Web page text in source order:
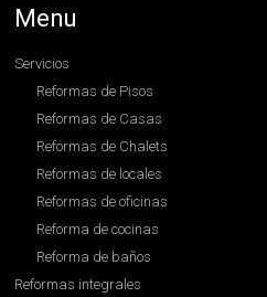
Menu
Servicios
Reformas de Pisos
Reformas de Casas
Reformas de Chalets
Reformas de locales
Reformas de oficinas
Reforma de cocinas
Reforma de baños
Reformas integrales